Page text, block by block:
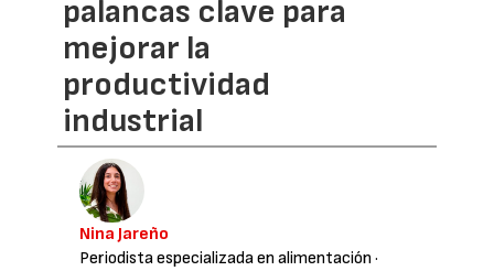
palancas clave para
mejorar la
productividad
industrial
Nina Jareño
Periodista especializada en alimentación ·